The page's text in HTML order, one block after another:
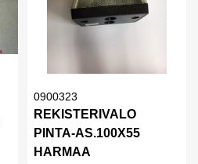
0900323
REKISTERIVALO
PINTA-AS.100X55
HARMAA